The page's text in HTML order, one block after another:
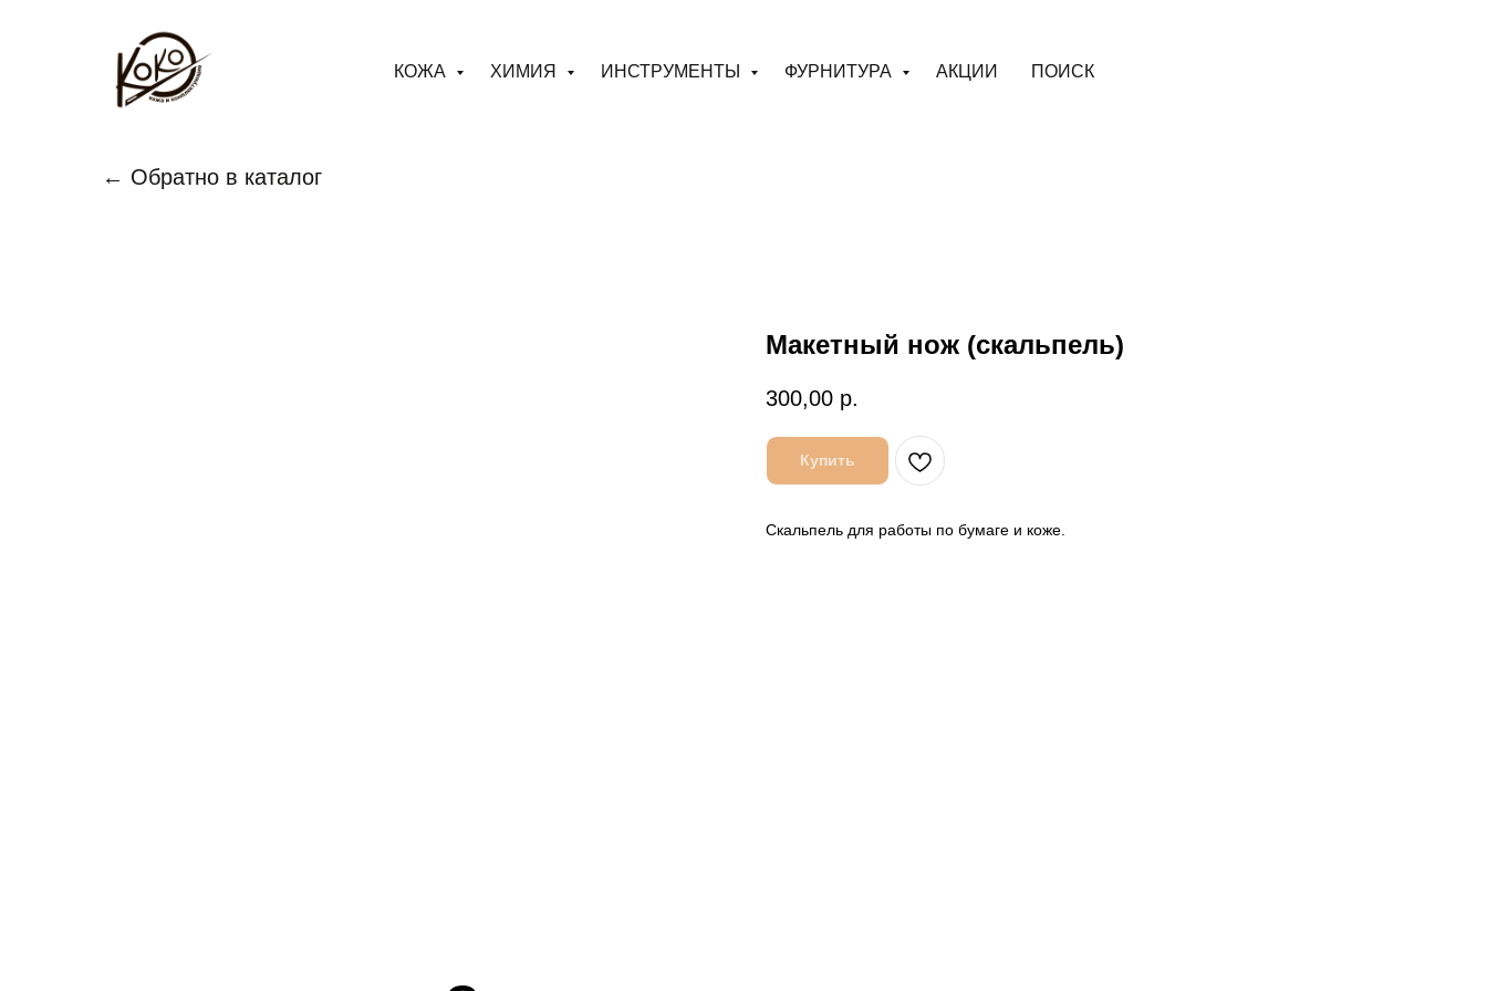
КОЖА ХИМИЯ ИНСТРУМЕНТЫ ФУРНИТУРА АКЦИИ ПОИСК
← Обратно в каталог
Макетный нож (скальпель)
300,00 р.
Купить
Скальпель для работы по бумаге и коже.